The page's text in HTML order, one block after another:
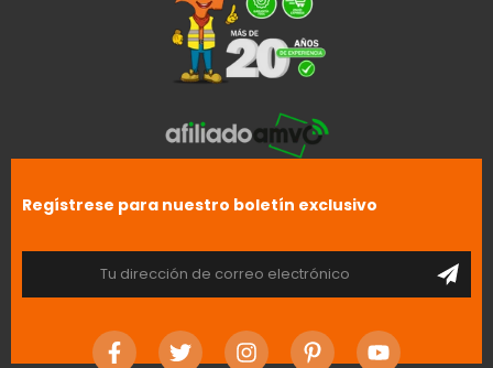
Regístrese para nuestro boletín exclusivo